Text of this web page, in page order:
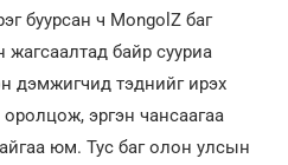
буурсан ч MongolZ баг
байр сууриа
дэмжигчид тэднийг ирэх
эргэн чансаагаа
юм. Тус баг олон улсын